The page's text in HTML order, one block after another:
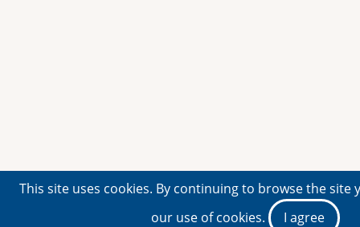
This site uses cookies. By continuing to browse the site
our use of cookies.
I agree